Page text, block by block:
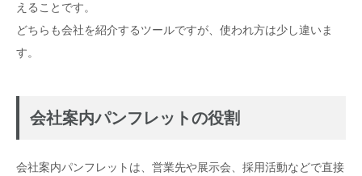
えることです。
どちらも会社を紹介するツールですが、使われ方は少し違いま
す。
会社案内パンフレットの役割
会社案内パンフレットは、営業先や展示会、採用活動などで直接